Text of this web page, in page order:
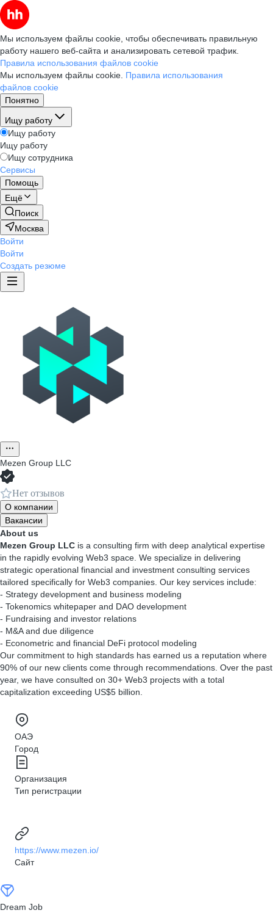
Мы используем файлы cookie, чтобы обеспечивать правильную
работу нашего веб-сайта и анализировать сетевой трафик.
Правила использования файлов cookie
Мы используем файлы cookie. Правила использования
файлов cookie
Понятно
Ищу работу
Ищу работу
Ищу работу
Ищу сотрудника
Сервисы
Помощь
Ещё
Поиск
Москва
Войти
Войти
Создать резюме
Mezen Group LLC
Нет отзывов
О компании
Вакансии
About us
Mezen Group LLC is a consulting firm with deep analytical expertise
in the rapidly evolving Web3 space. We specialize in delivering
strategic operational financial and investment consulting services
tailored specifically for Web3 companies. Our key services include:
- Strategy development and business modeling
- Tokenomics whitepaper and DAO development
- Fundraising and investor relations
- M&A and due diligence
- Econometric and financial DeFi protocol modeling
Our commitment to high standards has earned us a reputation where
90% of our new clients come through recommendations. Over the past
year, we have consulted on 30+ Web3 projects with a total
capitalization exceeding US$5 billion.
ОАЭ
Город
Организация
Тип регистрации
https://www.mezen.io/
Сайт
Dream Job